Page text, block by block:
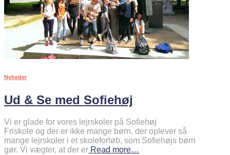
Nyheder
Ud & Se med Sofiehøj
Vi er glade for vores lejrskoler på Sofiehøj
Friskole og der er ikke mange børn, der oplever så
mange lejrskoler i et skoleforløb, som Sofiehøjs børn
gør. Vi vægter, at der er Read more…